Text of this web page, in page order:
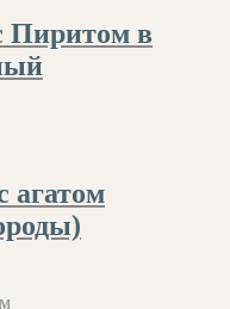
Пиритом в
агатом